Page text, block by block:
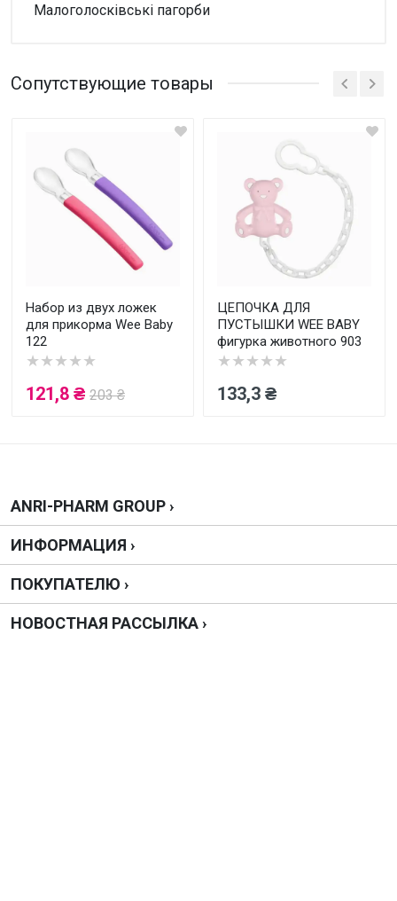
Малоголосківські пагорби
Написать отзыв
Оценка
Ваш отзыв
Сопутствующие товары
Набор из двух ложек
для прикорма Wee Baby
122
★★★★★
121,8 ₴ 203 ₴
ЦЕПОЧКА ДЛЯ
ПУСТЫШКИ WEE BABY
фигурка животного 903
★★★★★
133,3 ₴
ANRI-PHARM GROUP ›
ИНФОРМАЦИЯ ›
ПОКУПАТЕЛЮ ›
НОВОСТНАЯ РАССЫЛКА ›